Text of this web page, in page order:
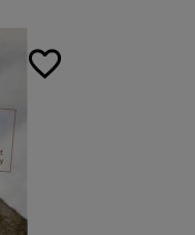
favorite_border